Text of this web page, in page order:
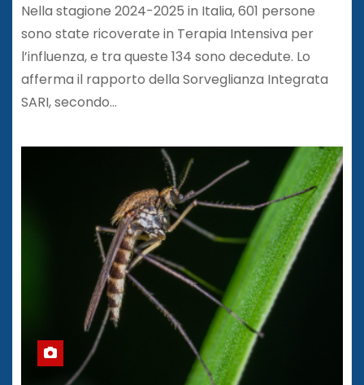
Nella stagione 2024-2025 in Italia, 601 persone
sono state ricoverate in Terapia Intensiva per
l’influenza, e tra queste 134 sono decedute. Lo
afferma il rapporto della Sorveglianza Integrata
SARI, secondo…